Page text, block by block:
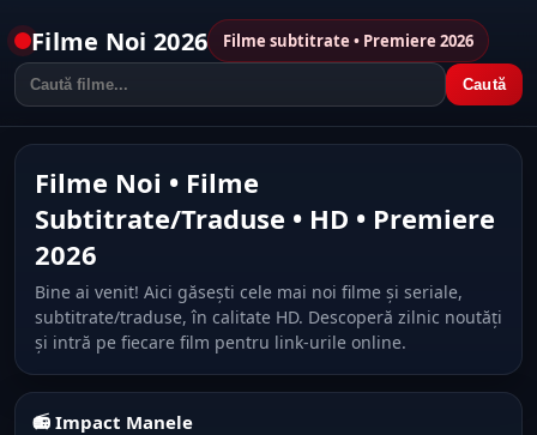
Filme Noi 2026 Filme subtitrate • Premiere 2026
Caută
Filme Noi • Filme
Subtitrate/Traduse • HD • Premiere
2026
Bine ai venit! Aici găsești cele mai noi filme și seriale,
subtitrate/traduse, în calitate HD. Descoperă zilnic noutăți
și intră pe fiecare film pentru link-urile online.
📻 Impact Manele